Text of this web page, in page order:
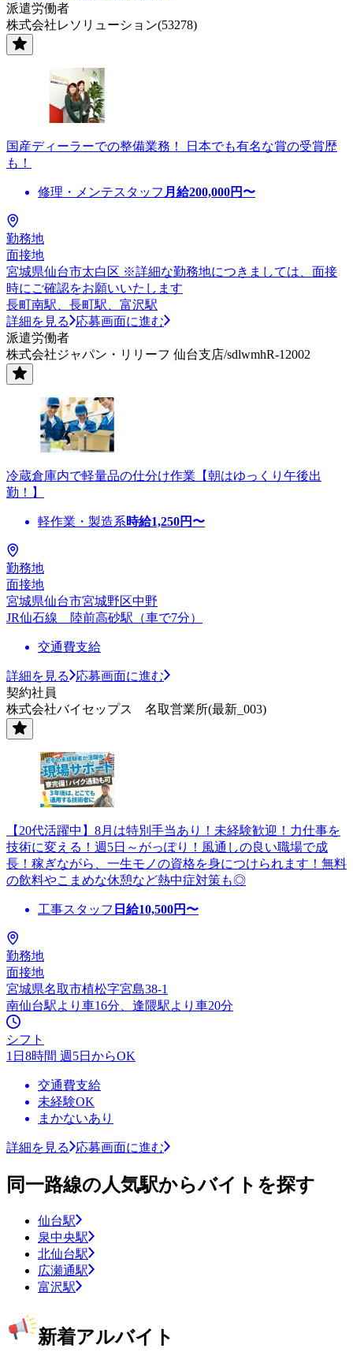
派遣労働者
株式会社レソリューション(53278)
国産ディーラーでの整備業務！ 日本でも有名な賞の受賞歴
も！
修理・メンテスタッフ 月給200,000円〜
勤務地
面接地
宮城県仙台市太白区 ※詳細な勤務地につきましては、面接
時にご確認をお願いいたします
長町南駅、長町駅、富沢駅
詳細を見る
応募画面に進む
派遣労働者
株式会社ジャパン・リリーフ 仙台支店/sdlwmhR-12002
冷蔵倉庫内で軽量品の仕分け作業【朝はゆっくり午後出
勤！】
軽作業・製造系時給1,250円〜
勤務地
面接地
宮城県仙台市宮城野区中野
JR仙石線 陸前高砂駅（車で7分）
交通費支給
詳細を見る
応募画面に進む
契約社員
株式会社バイセップス 名取営業所(最新_003)
【20代活躍中】8月は特別手当あり！未経験歓迎！力仕事を
技術に変える！週5日～がっぽり！風通しの良い職場で成
長！稼ぎながら、一生モノの資格を身につけられます！無料
の飲料やこまめな休憩など熱中症対策も◎
工事スタッフ 日給10,500円〜
勤務地
面接地
宮城県名取市植松字宮島38-1
南仙台駅より車16分、逢隈駅より車20分
シフト
1日8時間 週5日からOK
交通費支給
未経験OK
まかないあり
詳細を見る 応募画面に進む
同一路線の人気駅からバイトを探す
仙台駅
泉中央駅
北仙台駅
広瀬通駅
富沢駅
新着アルバイト